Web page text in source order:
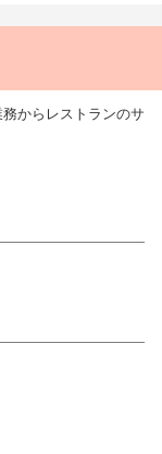
＞
ー10席の完全予約制の
ュを楽しんでいただく
案内などもお願いし
からレストランのサ